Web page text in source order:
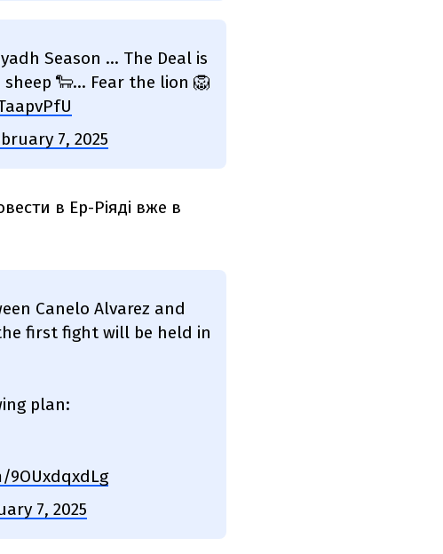
Season … The Deal is
🐑… Fear the lion 🦁
7, 2025
в Ер-Ріяді вже в
Canelo Alvarez and
first fight will be held in
plan:
9OUxdqxdLg
7, 2025